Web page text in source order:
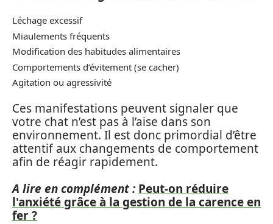
Léchage excessif
Miaulements fréquents
Modification des habitudes alimentaires
Comportements d’évitement (se cacher)
Agitation ou agressivité
Ces manifestations peuvent signaler que
votre chat n’est pas à l’aise dans son
environnement. Il est donc primordial d’être
attentif aux changements de comportement
afin de réagir rapidement.
A lire en complément : Peut-on réduire
l'anxiété grâce à la gestion de la carence en
fer ?